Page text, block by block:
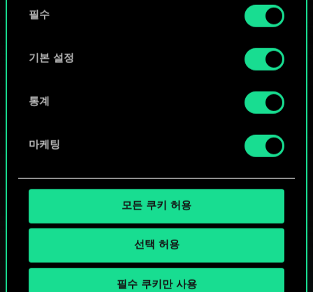
쿠키 사용에 관한 세부 사항이나 관련 설정은 아래의
필수
기본 설정
통계
마케팅
모든 쿠키 허용
선택 허용
필수 쿠키만 사용
궨트 한 판 어떠신가요?